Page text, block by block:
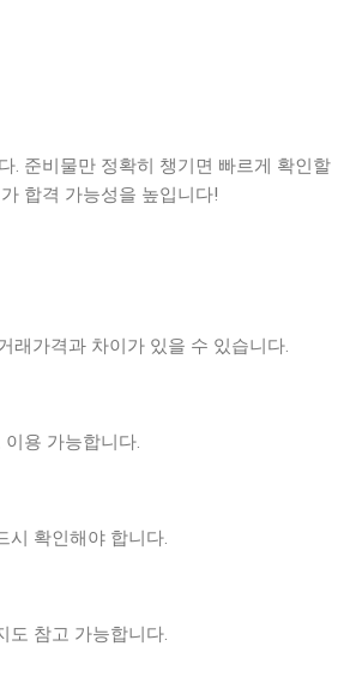
. 준비물만 정확히 챙기면 빠르게 확인할
합격 가능성을 높입니다!
래가격과 차이가 있을 수 있습니다.
용 가능합니다.
시 확인해야 합니다.
도 참고 가능합니다.